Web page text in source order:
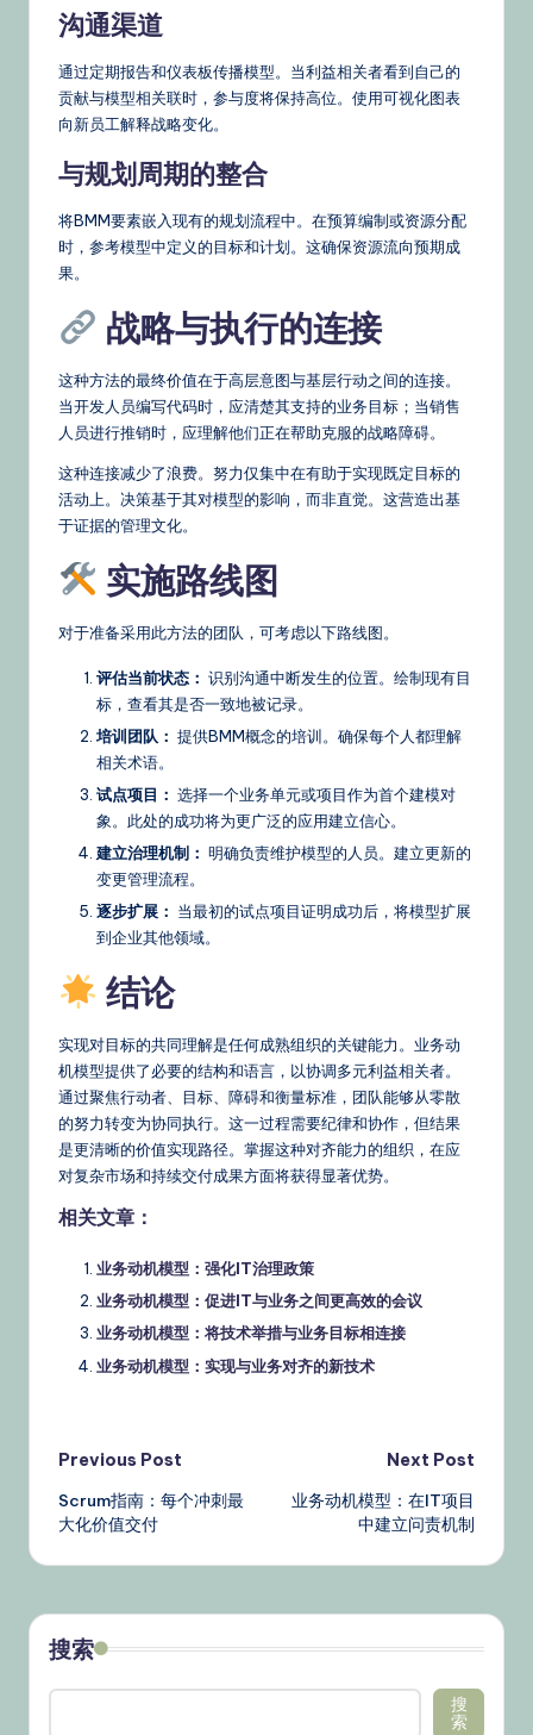
沟通渠道
通过定期报告和仪表板传播模型。当利益相关者看到自己的
贡献与模型相关联时，参与度将保持高位。使用可视化图表
向新员工解释战略变化。
与规划周期的整合
将BMM要素嵌入现有的规划流程中。在预算编制或资源分配
时，参考模型中定义的目标和计划。这确保资源流向预期成
果。
战略与执行的连接
这种方法的最终价值在于高层意图与基层行动之间的连接。
当开发人员编写代码时，应清楚其支持的业务目标；当销售
人员进行推销时，应理解他们正在帮助克服的战略障碍。
这种连接减少了浪费。努力仅集中在有助于实现既定目标的
活动上。决策基于其对模型的影响，而非直觉。这营造出基
于证据的管理文化。
实施路线图
对于准备采用此方法的团队，可考虑以下路线图。
评估当前状态： 识别沟通中断发生的位置。绘制现有目
标，查看其是否一致地被记录。
培训团队： 提供BMM概念的培训。确保每个人都理解
相关术语。
试点项目： 选择一个业务单元或项目作为首个建模对
象。此处的成功将为更广泛的应用建立信心。
建立治理机制： 明确负责维护模型的人员。建立更新的
变更管理流程。
逐步扩展： 当最初的试点项目证明成功后，将模型扩展
到企业其他领域。
结论
实现对目标的共同理解是任何成熟组织的关键能力。业务动
机模型提供了必要的结构和语言，以协调多元利益相关者。
通过聚焦行动者、目标、障碍和衡量标准，团队能够从零散
的努力转变为协同执行。这一过程需要纪律和协作，但结果
是更清晰的价值实现路径。掌握这种对齐能力的组织，在应
对复杂市场和持续交付成果方面将获得显著优势。
相关文章：
业务动机模型：强化IT治理政策
业务动机模型：促进IT与业务之间更高效的会议
业务动机模型：将技术举措与业务目标相连接
业务动机模型：实现与业务对齐的新技术
Post
navigation
Previous Post
Scrum指南：每个冲刺最
大化价值交付
Next Post
业务动机模型：在IT项目
中建立问责机制
搜索
搜
索